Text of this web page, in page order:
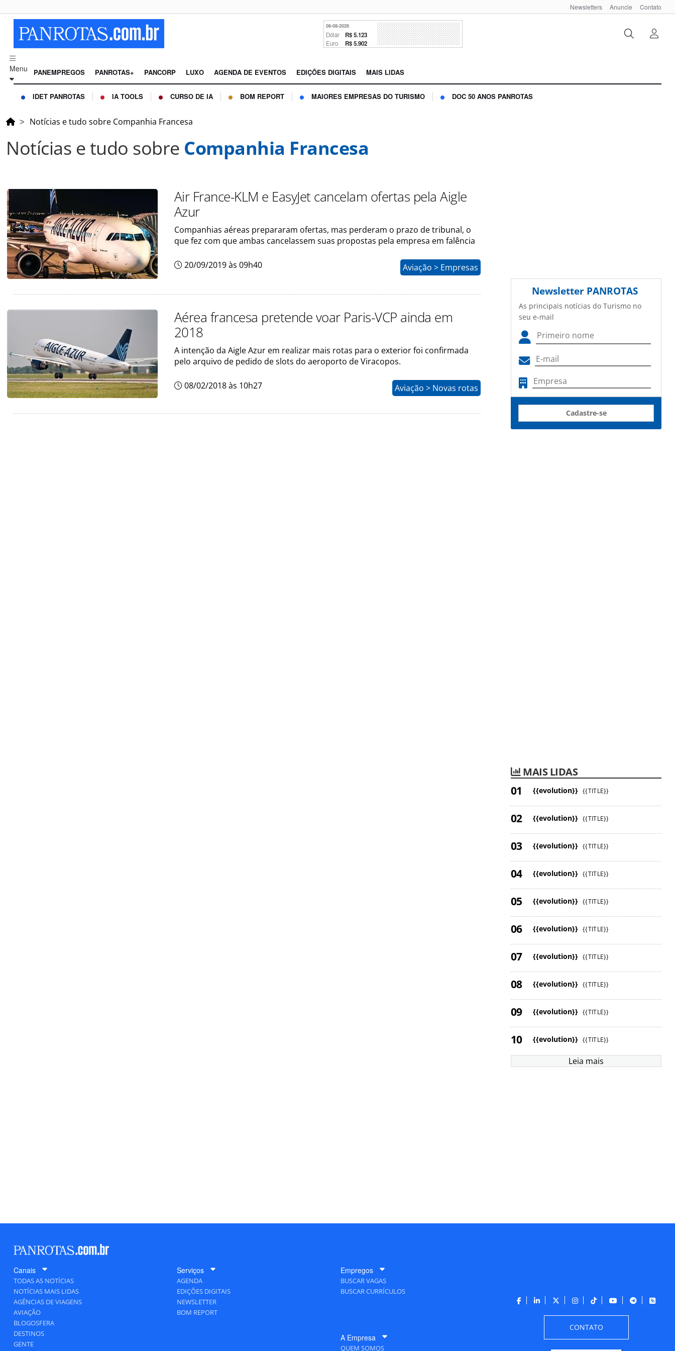
Newsletters Anuncie Contato
06-08-2026
Dólar R$ 5.123
Euro R$ 5.902
Menu PANEMPREGOS PANROTAS+ PANCORP LUXO AGENDA DE EVENTOS EDIÇÕES DIGITAIS MAIS LIDAS
IDET PANROTAS IA TOOLS CURSO DE IA BOM REPORT MAIORES EMPRESAS DO TURISMO DOC 50 ANOS PANROTAS
Notícias e tudo sobre Companhia Francesa
Notícias e tudo sobre Companhia Francesa
Air France-KLM e EasyJet cancelam ofertas pela Aigle
Azur
Companhias aéreas prepararam ofertas, mas perderam o prazo de tribunal, o
que fez com que ambas cancelassem suas propostas pela empresa em falência
20/09/2019 às 09h40 Aviação > Empresas
Aérea francesa pretende voar Paris-VCP ainda em
2018
A intenção da Aigle Azur em realizar mais rotas para o exterior foi confirmada
pelo arquivo de pedido de slots do aeroporto de Viracopos.
08/02/2018 às 10h27 Aviação > Novas rotas
Newsletter PANROTAS
As principais notícias do Turismo no
seu e-mail
Cadastre-se
MAIS LIDAS
{{evolution}} {{TITLE}}
{{evolution}} {{TITLE}}
{{evolution}} {{TITLE}}
{{evolution}} {{TITLE}}
{{evolution}} {{TITLE}}
{{evolution}} {{TITLE}}
{{evolution}} {{TITLE}}
{{evolution}} {{TITLE}}
{{evolution}} {{TITLE}}
{{evolution}} {{TITLE}}
Leia mais
Canais
TODAS AS NOTÍCIAS
NOTÍCIAS MAIS LIDAS
AGÊNCIAS DE VIAGENS
AVIAÇÃO
BLOGOSFERA
DESTINOS
GENTE
Serviços
AGENDA
EDIÇÕES DIGITAIS
NEWSLETTER
BOM REPORT
Empregos
BUSCAR VAGAS
BUSCAR CURRÍCULOS
A Empresa
QUEM SOMOS
CONTATO